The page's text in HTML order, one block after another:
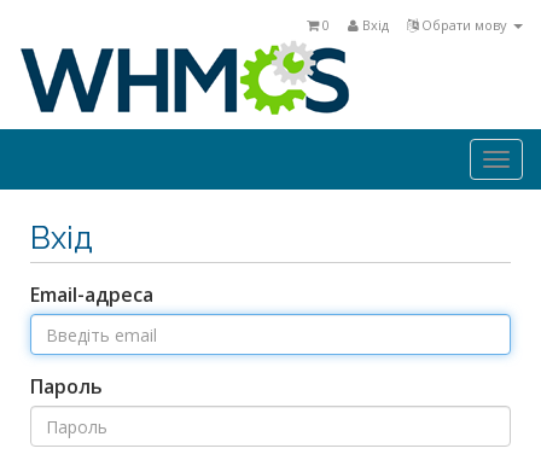
Обрати мову
Вхід
0
Вхід
Email-адреса
Пароль